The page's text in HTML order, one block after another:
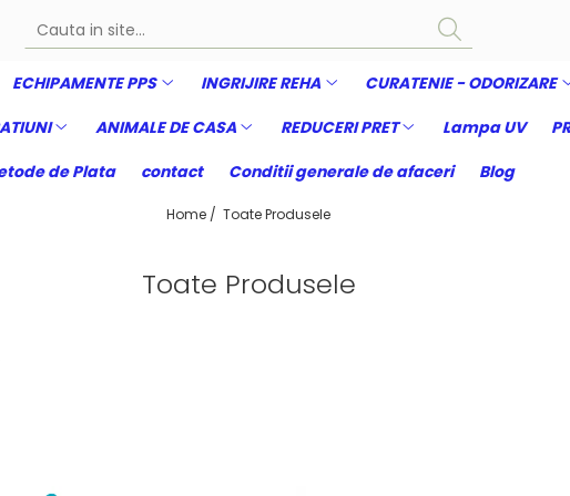
ECHIPAMENTE PPS INGRIJIRE REHA CURATENIE - ODORIZARE
ANIMALE DE CASA REDUCERI PRET Lampa UV
de Plata
contact Conditii generale de afaceri Blog
Home / Toate Produsele
Toate Produsele